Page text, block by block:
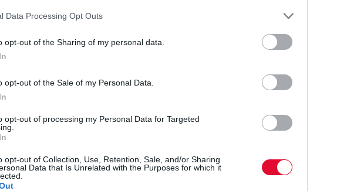
Data Processing Opt Outs
opt-out of the Sharing of my personal data.
opt-out of the Sale of my Personal Data.
opt-out of processing my Personal Data for Targeted
opt-out of Collection, Use, Retention, Sale, and/or Sharing
Data that Is Unrelated with the Purposes for which it
όχι τον θόρυβο, αλλά την τελετουργία. Επτά χρόνια μετά
Ain παραμένει σύμβολο μιας εποχής όπου το σκοτάδι ήταν
ύπαρξη.